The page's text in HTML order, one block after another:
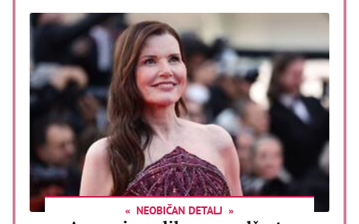
NEOBIČAN DETALJ